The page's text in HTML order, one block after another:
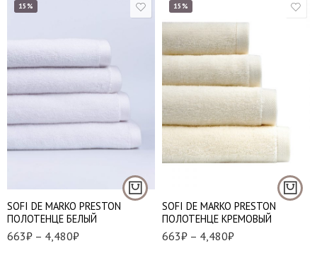
15%
SOFI DE MARKO PRESTON
ПОЛОТЕНЦЕ БЕЛЫЙ
663₽ – 4,480₽
50*90 см
70*140 см
15%
SOFI DE MARKO PRESTON
ПОЛОТЕНЦЕ КРЕМОВЫЙ
663₽ – 4,480₽
30*50 см
50*90 см
70*140 см